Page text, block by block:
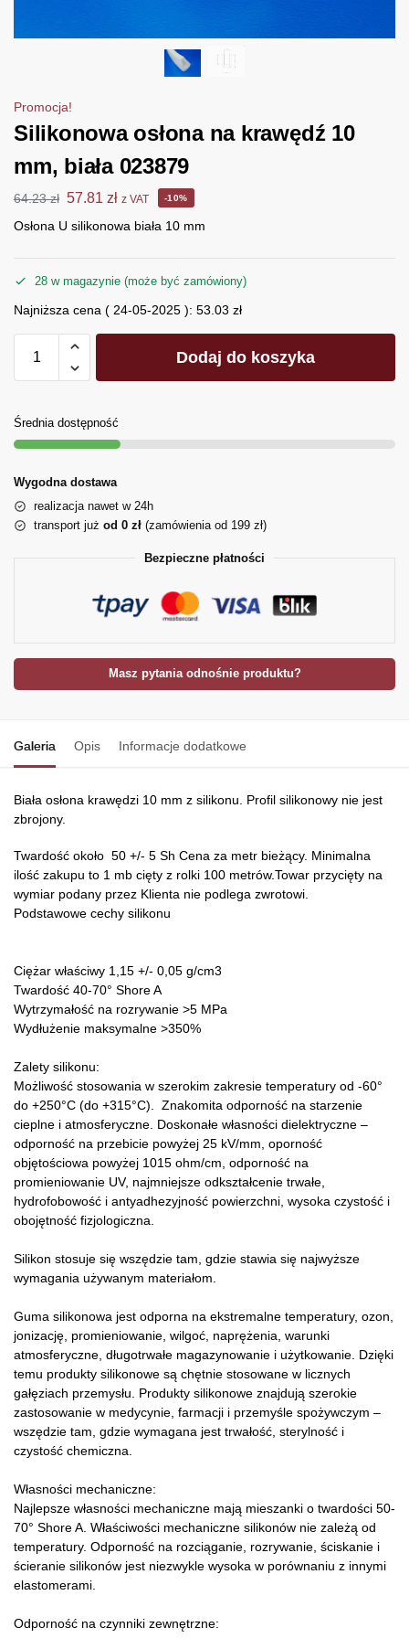
Promocja!
Silikonowa osłona na krawędź 10
mm, biała 023879
64.23zł 57.81 zł z VAT -10%
Osłona U silikonowa biała 10 mm
28 w magazynie (może być zamówiony)
Najniższa cena ( 24-05-2025 ): 53.03 zł
Dodaj do koszyka
Średnia dostępność
Wygodna dostawa
realizacja nawet w 24h
transport już od 0 zł (zamówienia od 199 zł)
Bezpieczne płatności
Masz pytania odnośnie produktu?
Galeria Opis Informacje dodatkowe
Biała osłona krawędzi 10 mm z silikonu. Profil silikonowy nie jest
zbrojony.
Twardość około 50 +/- 5 Sh Cena za metr bieżący. Minimalna
ilość zakupu to 1 mb cięty z rolki 100 metrów.Towar przycięty na
wymiar podany przez Klienta nie podlega zwrotowi.
Podstawowe cechy silikonu
Ciężar właściwy 1,15 +/- 0,05 g/cm3
Twardość 40-70° Shore A
Wytrzymałość na rozrywanie >5 MPa
Wydłużenie maksymalne >350%
Zalety silikonu:
Możliwość stosowania w szerokim zakresie temperatury od -60°
do +250°C (do +315°C). Znakomita odporność na starzenie
cieplne i atmosferyczne. Doskonałe własności dielektryczne –
odporność na przebicie powyżej 25 kV/mm, oporność
objętościowa powyżej 1015 ohm/cm, odporność na
promieniowanie UV, najmniejsze odkształcenie trwałe,
hydrofobowość i antyadhezyjność powierzchni, wysoka czystość i
obojętność fizjologiczna.
Silikon stosuje się wszędzie tam, gdzie stawia się najwyższe
wymagania używanym materiałom.
Guma silikonowa jest odporna na ekstremalne temperatury, ozon,
jonizację, promieniowanie, wilgoć, naprężenia, warunki
atmosferyczne, długotrwałe magazynowanie i użytkowanie. Dzięki
temu produkty silikonowe są chętnie stosowane w licznych
gałęziach przemysłu. Produkty silikonowe znajdują szerokie
zastosowanie w medycynie, farmacji i przemyśle spożywczym –
wszędzie tam, gdzie wymagana jest trwałość, sterylność i
czystość chemiczna.
Własności mechaniczne:
Najlepsze własności mechaniczne mają mieszanki o twardości 50-
70° Shore A. Właściwości mechaniczne silikonów nie zależą od
temperatury. Odporność na rozciąganie, rozrywanie, ściskanie i
ścieranie silikonów jest niezwykle wysoka w porównaniu z innymi
elastomerami.
Odporność na czynniki zewnętrzne: